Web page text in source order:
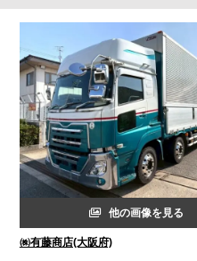
他の画像を見る
㈱有藤商店(大阪府)